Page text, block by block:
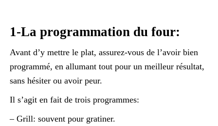
1-La programmation du four:
Avant d’y mettre le plat, assurez-vous de l’avoir bien
programmé, en allumant tout pour un meilleur résultat,
sans hésiter ou avoir peur.
Il s’agit en fait de trois programmes:
– Grill: souvent pour gratiner.